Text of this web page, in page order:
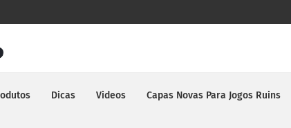
Dicas Videos Capas Novas Para Jogos Ruins